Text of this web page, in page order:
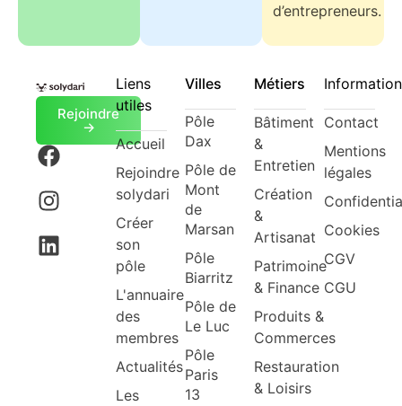
d’entrepreneurs.
Rejoindre
->
Liens
utiles
Accueil
Rejoindre
solydari
Créer
son
pôle
L'annuaire
des
membres
Actualités
Les
Villes
Pôle
Dax
Pôle de
Mont
de
Marsan
Pôle
Biarritz
Pôle de
Le Luc
Pôle
Paris
13
Métiers
Bâtiment
&
Entretien
Création
&
Artisanat
Patrimoine
& Finance
Produits &
Commerces
Restauration
& Loisirs
Contact
Mentions
légales
Cookies
CGV
CGU